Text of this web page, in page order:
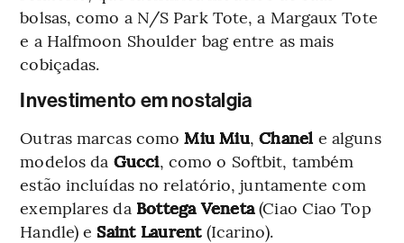
bolsas, como a N/S Park Tote, a Margaux Tote
e a Halfmoon Shoulder bag entre as mais
cobiçadas.
Investimento em nostalgia
Outras marcas comoMiu Miu,Chanel e alguns
modelos da Gucci, como o Softbit, também
estão incluídas no relatório, juntamente com
exemplares da Bottega Veneta(Ciao Ciao Top
Handle) e Saint Laurent (Icarino).